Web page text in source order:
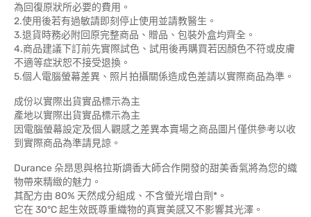
為回復原狀所必要的費用。
2.使用後若有過敏請即刻停止使用並請教醫生。
3.退貨時務必附回原完整商品、贈品、包裝外盒均齊全。
4.商品建議下訂前先實際試色、試用後再購買若因顏色不符或皮膚
不適等症狀恕不接受退換。
5.個人電腦螢幕差異、照片拍攝關係造成色差請以實際商品為準。
成份以實際出貨實品標示為主
產地以實際出貨實品標示為主
因電腦螢幕設定及個人觀感之差異本賣場之商品圖片僅供參考以收
到實際商品為準請見諒。
Durance 朵昂思與格拉斯調香大師合作開發的甜美香氣將為您的織
物帶來精緻的魅力。
其配方由 80% 天然成分組成、不含螢光增白劑*。
它在 30°C 起生效既尊重織物的真實美感又不影響其光澤。